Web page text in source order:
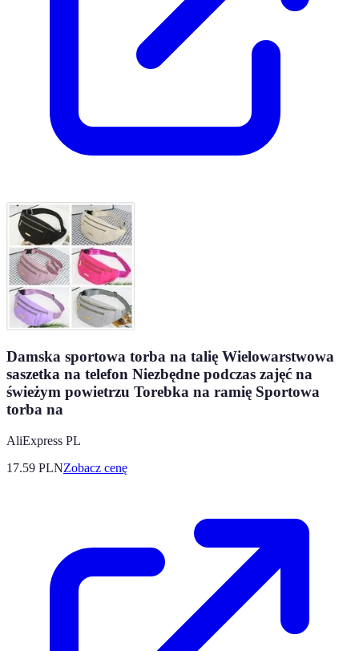
Damska sportowa torba na talię Wielowarstwowa
saszetka na telefon Niezbędne podczas zajęć na
świeżym powietrzu Torebka na ramię Sportowa
torba na
AliExpress PL
17.59 PLNZobacz cenę